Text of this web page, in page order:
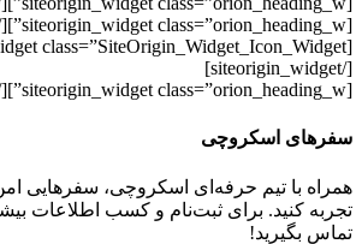
[siteorigin_widget class=”orion_heading_w”]
[siteorigin_widget class=”SiteOrigin_Widget_Icon_Widget”]
[/siteorigin_widget]
[siteorigin_widget class=”orion_heading_w”]
سفر‌های اسکروچی
همراه با تیم حرفه‌ای اسکروچی، سفرهایی امن
تجربه کنید. برای ثبت‌نام و کسب اطلاعات
تماس بگیرید!